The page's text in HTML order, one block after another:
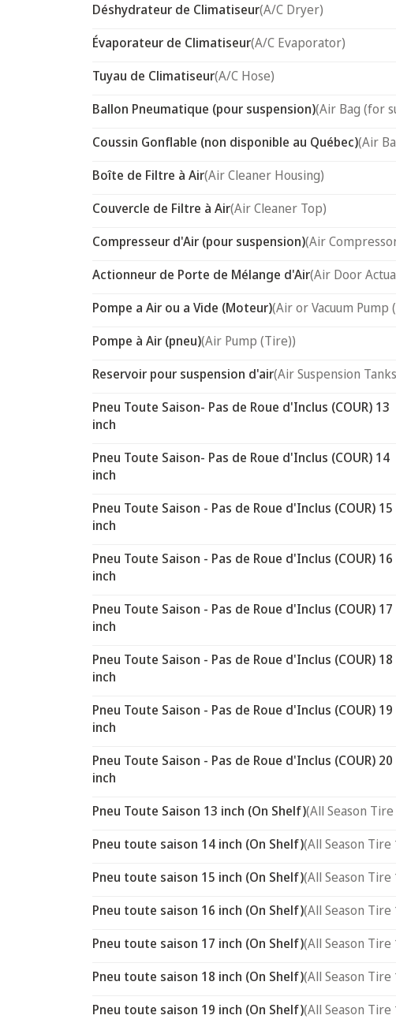
Déshydrateur de Climatiseur(A/C Dryer)
Évaporateur de Climatiseur(A/C Evaporator)
Tuyau de Climatiseur(A/C Hose)
Ballon Pneumatique (pour suspension)(Air Bag (for
Coussin Gonflable (non disponible au Québec)(Air
Boîte de Filtre à Air(Air Cleaner Housing)
Couvercle de Filtre à Air(Air Cleaner Top)
Compresseur d'Air (pour suspension)(Air
Actionneur de Porte de Mélange d'Air(Air Door
Pompe a Air ou a Vide (Moteur)(Air or Vacuum Pump
Pompe à Air (pneu)(Air Pump (Tire))
Reservoir pour suspension d'air(Air Suspension
Pneu Toute Saison- Pas de Roue d'Inclus (COUR) 13
inch
Pneu Toute Saison- Pas de Roue d'Inclus (COUR) 14
inch
Pneu Toute Saison - Pas de Roue d'Inclus (COUR) 15
inch
Pneu Toute Saison - Pas de Roue d'Inclus (COUR) 16
inch
Pneu Toute Saison - Pas de Roue d'Inclus (COUR) 17
inch
Pneu Toute Saison - Pas de Roue d'Inclus (COUR) 18
inch
Pneu Toute Saison - Pas de Roue d'Inclus (COUR) 19
inch
Pneu Toute Saison - Pas de Roue d'Inclus (COUR) 20
inch
Pneu Toute Saison 13 inch (On Shelf)(All Season
Pneu toute saison 14 inch (On Shelf)(All Season Tire
Pneu toute saison 15 inch (On Shelf)(All Season Tire
Pneu toute saison 16 inch (On Shelf)(All Season Tire
Pneu toute saison 17 inch (On Shelf)(All Season Tire
Pneu toute saison 18 inch (On Shelf)(All Season Tire
Pneu toute saison 19 inch (On Shelf)(All Season Tire